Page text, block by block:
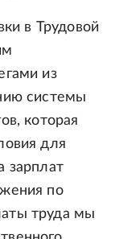
в Трудовой
из
системы
которая
для
зарплат
по
труда мы